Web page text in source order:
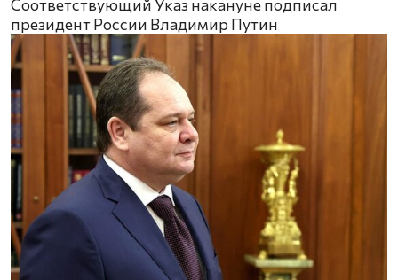
Соответствующий Указ накануне подписал
президент России Владимир Путин